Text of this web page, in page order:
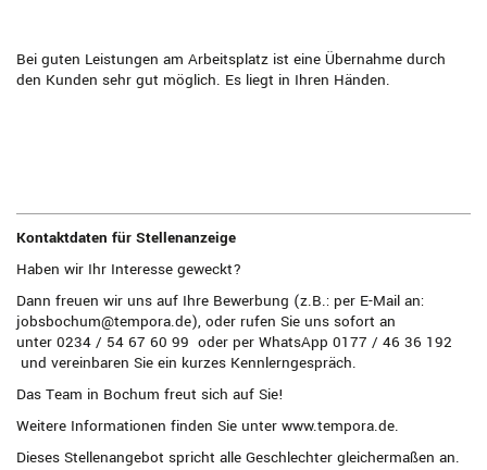
Bei guten Leistungen am Arbeitsplatz ist eine Übernahme durch
den Kunden sehr gut möglich. Es liegt in Ihren Händen.
Kontaktdaten für Stellenanzeige
Haben wir Ihr Interesse geweckt?
Dann freuen wir uns auf Ihre Bewerbung (z.B.: per E-Mail an:
jobsbochum@tempora.de), oder rufen Sie uns sofort an
unter 0234 / 54 67 60 99 oder per WhatsApp 0177 / 46 36 192
und vereinbaren Sie ein kurzes Kennlerngespräch.
Das Team in Bochum freut sich auf Sie!
Weitere Informationen finden Sie unter www.tempora.de.
Dieses Stellenangebot spricht alle Geschlechter gleichermaßen an.